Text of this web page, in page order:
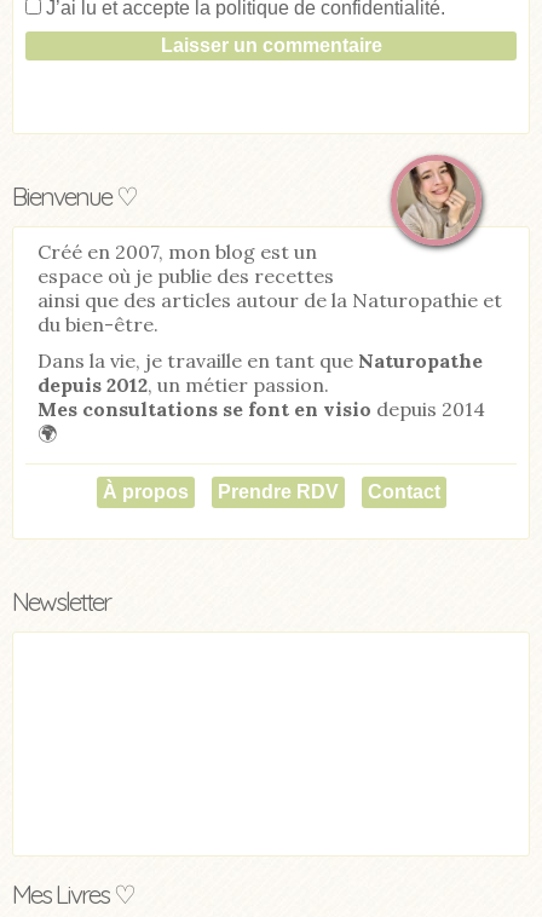
J’ai lu et accepte la politique de confidentialité.
Bienvenue ♡
Créé en 2007, mon blog est un
espace où je publie des recettes
ainsi que des articles autour de la Naturopathie et
du bien-être.
Dans la vie, je travaille en tant que Naturopathe
depuis 2012, un métier passion.
Mes consultations se font en visio depuis 2014
🌍
À propos Prendre RDV Contact
Newsletter
Mes Livres ♡